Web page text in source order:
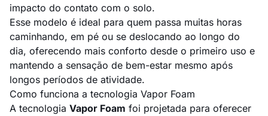
impacto do contato com o solo.
Esse modelo é ideal para quem passa muitas horas
caminhando, em pé ou se deslocando ao longo do
dia, oferecendo mais conforto desde o primeiro uso e
mantendo a sensação de bem-estar mesmo após
longos períodos de atividade.
Como funciona a tecnologia Vapor Foam
A tecnologia Vapor Foam foi projetada para oferecer